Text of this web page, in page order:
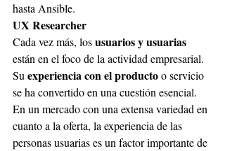
hasta Ansible.
UX Researcher
Cada vez más, los usuarios y usuarias
están en el foco de la actividad empresarial.
Su experiencia con el producto o servicio
se ha convertido en una cuestión esencial.
En un mercado con una extensa variedad en
cuanto a la oferta, la experiencia de las
personas usuarias es un factor importante de